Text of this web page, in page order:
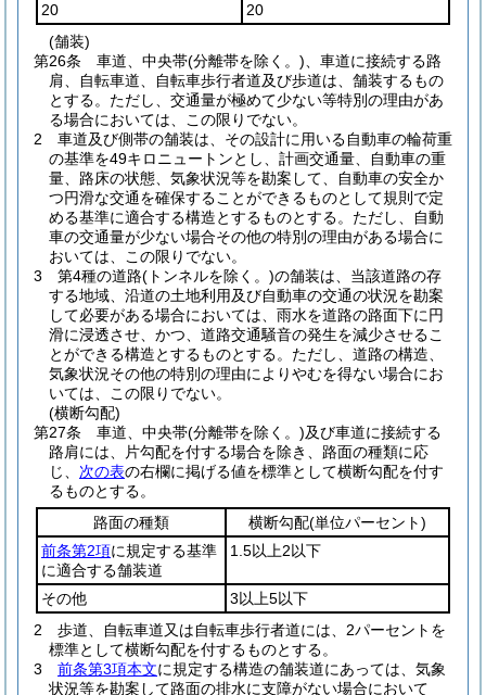
20
20
(舗装)
第26条
車道、中央帯(分離帯を除く。) 、車道に接続する路
肩、自転車道、自転車歩行者道及び歩道は、舗装するもの
とする。 ただし、交通量が極めて少ない等特別の理由があ
る場合においては、この限りでない。
2
車道及び側帯の舗装は、その設計に用いる自動車の輪荷重
の基準を49キロニュートンとし、計画交通量、自動車の重
量、路床の状態、気象状況等を勘案して、自動車の安全か
つ円滑な交通を確保することができるものとして規則で定
める基準に適合する構造とするものとする。 ただし、自動
車の交通量が少ない場合その他の特別の理由がある場合に
おいては、この限りでない。
3
第4種の道路(トンネルを除く。)の舗装は、当該道路の存
する地域、沿道の土地利用及び自動車の交通の状況を勘案
して必要がある場合においては、雨水を道路の路面下に円
滑に浸透させ、かつ、道路交通騒音の発生を減少させるこ
とができる構造とするものとする。 ただし、道路の構造、
気象状況その他の特別の理由によりやむを得ない場合にお
いては、この限りでない。
(横断勾配)
第27条
車道、中央帯(分離帯を除く。)及び車道に接続する
路肩には、片勾配を付する場合を除き、路面の種類に応
じ、 次の表の右欄に掲げる値を標準として横断勾配を付す
るものとする。
路面の種類
横断勾配(単位パーセント)
前条第2項に規定する基準
に適合する舗装道
1.5以上2以下
その他
3以上5以下
2
歩道、自転車道又は自転車歩行者道には、2パーセントを
標準として横断勾配を付するものとする。
3
前条第3項本文に規定する構造の舗装道にあっては、気象
状況等を勘案して路面の排水に支障がない場合において